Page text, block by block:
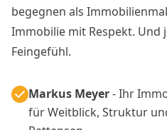
begegnen als
Immobilie mit Respekt. Und
Feingefühl.
Markus Meyer- Ihr
für Weitblick, Struktur